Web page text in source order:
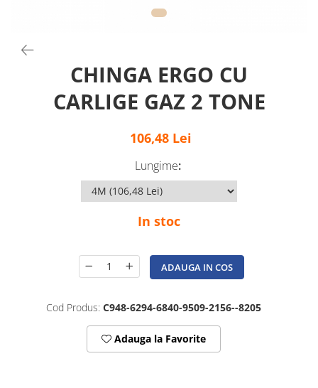
CHINGA ERGO CU
CARLIGE GAZ 2 TONE
106,48 Lei
Lungime:
In stoc
ADAUGA IN COS
Cod Produs: C948-6294-6840-9509-2156--8205
Adauga la Favorite